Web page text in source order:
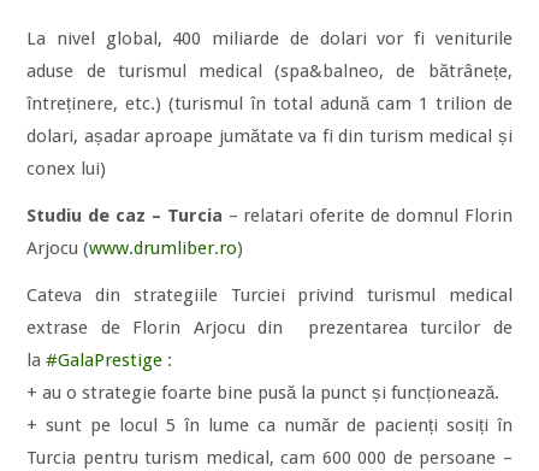
La nivel global, 400 miliarde de dolari vor fi veniturile
aduse de turismul medical (spa&balneo, de bătrânețe,
întreținere, etc.) (turismul în total adună cam 1 trilion de
dolari, așadar aproape jumătate va fi din turism medical și
conex lui)
Studiu de caz – Turcia – relatari oferite de domnul Florin
Arjocu (www.drumliber.ro)
Cateva din strategiile Turciei privind turismul medical
extrase de Florin Arjocu din prezentarea turcilor de
la#GalaPrestige :
+ au o strategie foarte bine pusă la punct și funcționează.
+ sunt pe locul 5 în lume ca număr de pacienți sosiți în
Turcia pentru turism medical, cam 600 000 de persoane –